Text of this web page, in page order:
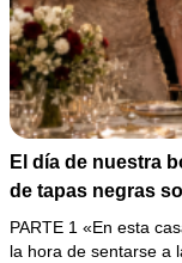
El día de nuestra
de tapas negras
marcharse, dijo:
una misma
PARTE 1 «En esta
la hora de sentarse a